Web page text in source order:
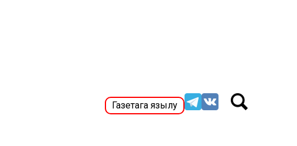
Газетага язылу